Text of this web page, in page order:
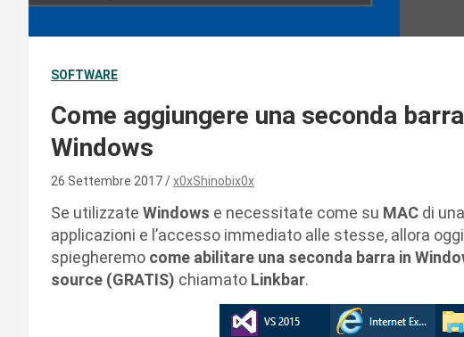
SOFTWARE
Come aggiungere una seconda
Windows
26 Settembre 2017 x0xShinobix0x
Se utilizzate Windows e necessitate come su MAC di
applicazioni e l’accesso immediato alle stesse, allora
spiegheremo come abilitare una seconda barra in
source (GRATIS) chiamato Linkbar.